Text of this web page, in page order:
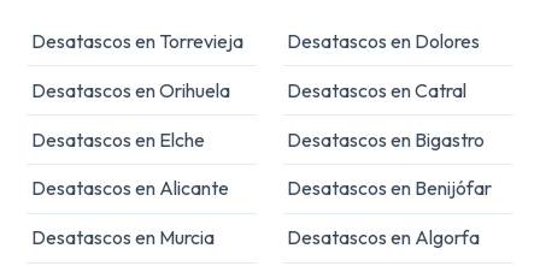
Desatascos en Torrevieja
Desatascos en Orihuela
Desatascos en Elche
Desatascos en Alicante
Desatascos en Murcia
Desatascos en Dolores
Desatascos en Catral
Desatascos en Bigastro
Desatascos en Benijófar
Desatascos en Algorfa